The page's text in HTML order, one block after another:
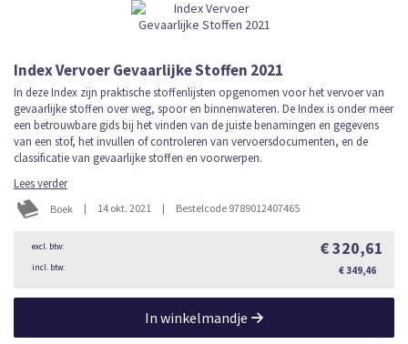
Index Vervoer Gevaarlijke Stoffen 2021
In deze Index zijn praktische stoffenlijsten opgenomen voor het vervoer van
gevaarlijke stoffen over weg, spoor en binnenwateren. De Index is onder meer
een betrouwbare gids bij het vinden van de juiste benamingen en gegevens
van een stof, het invullen of controleren van vervoersdocumenten, en de
classificatie van gevaarlijke stoffen en voorwerpen.
Lees verder
Boek | 14 okt. 2021 | Bestelcode 9789012407465
€ 320,61
€ 349,46
In winkelmandje